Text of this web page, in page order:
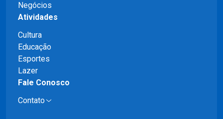
Negócios
Atividades
Cultura
Educação
Esportes
Lazer
Fale Conosco
Contato